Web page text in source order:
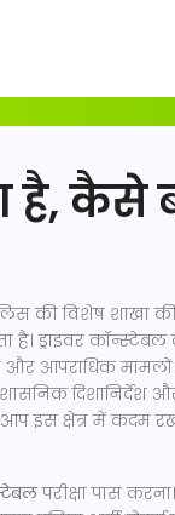
है,
की विशेष शाखा
है। ड्राइवर
और आपराधिक
दिशानिर्देश
क्षेत्र में कदम
परीक्षा पास